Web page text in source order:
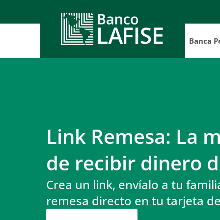
Banca
Acceso
Link Remesa: La
de recibir dinero
Crea un link, envíalo a tu
remesa directo en tu tarjeta